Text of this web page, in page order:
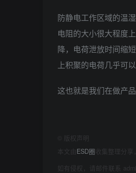
防静电工作区域的温
电阻的大小很大程度
降，电荷泄放时间缩
上积聚的电荷几乎可
这也就是我们在做产
版权声明
本文由ESD圈收集整理分享
如有侵权，请邮件联系